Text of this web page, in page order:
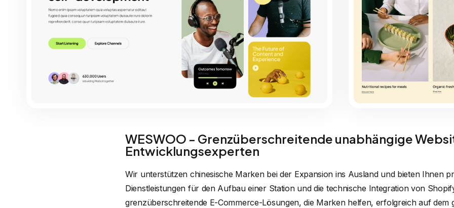
WESWOO - Grenzüberschreitende unabhängige
Entwicklungsexperten
Wir unterstützen chinesische Marken bei der Expansion ins Ausland und bieten Ihnen
Dienstleistungen für den Aufbau einer Station und die technische Integration von
grenzüberschreitende E-Commerce-Lösungen, die Marken helfen, erfolgreich auf dem